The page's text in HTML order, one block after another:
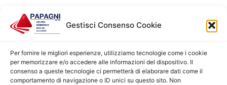
Gestisci Consenso Cookie
Per fornire le migliori esperienze, utilizziamo tecnologie come i cookie
per memorizzare e/o accedere alle informazioni del dispositivo. Il
consenso a queste tecnologie ci permetterà di elaborare dati come il
comportamento di navigazione o ID unici su questo sito. Non